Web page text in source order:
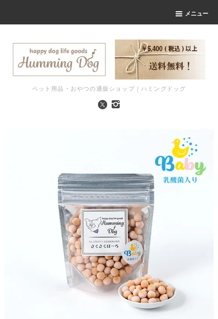
メニュー
ペット用品・おやつの通販ショップ｜ハミングドッグ